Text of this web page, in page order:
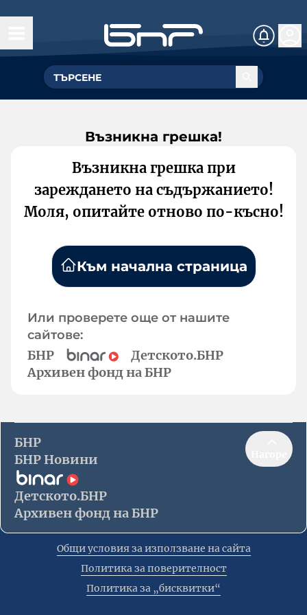
Възникна грешка!
Възникна грешка при
зареждането на съдържанието!
Моля, опитайте отново по-късно!
Към начална страница
Или проверете още от нашите
сайтове:
БНР
Детското.БНР
Архивен фонд на БНР
БНР
БНР Новини
Детското.БНР
Архивен фонд на БНР
Общи условия за използване на сайта
Политика за поверителност
Политика за „бисквитки“